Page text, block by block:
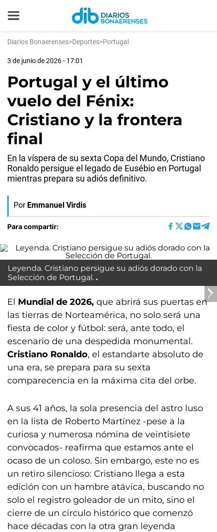
Diarios Bonaerenses>Deportes>Portugal
3 de junio de 2026 - 17:01
Portugal y el último
vuelo del Fénix:
Cristiano y la frontera
final
En la víspera de su sexta Copa del Mundo, Cristiano
Ronaldo persigue el legado de Eusébio en Portugal
mientras prepara su adiós definitivo.
Por Emmanuel Virdis
Para compartir:
Leyenda. Cristiano persigue su adiós dorado con la
Selección de Portugal.
El Mundial de 2026, que abrirá sus puertas en
las tierras de Norteamérica, no solo será una
fiesta de color y fútbol: será, ante todo, el
escenario de una despedida monumental.
Cristiano Ronaldo, el estandarte absoluto de
una era, se prepara para su sexta
comparecencia en la máxima cita del orbe.
A sus 41 años, la sola presencia del astro luso
en la lista de Roberto Martínez -pese a la
curiosa y numerosa nómina de veintisiete
convocados- reafirma que estamos ante el
ocaso de un coloso. Sin embargo, este no es
un retiro silencioso: Cristiano llega a esta
edición con un hambre atávica, buscando no
solo el registro goleador de un mito, sino el
cierre de un círculo histórico que comenzó
hace décadas con la otra gran leyenda